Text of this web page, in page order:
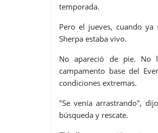
temporada.
Pero el jueves, cuando
Sherpa estaba vivo.
No apareció de pie. No
campamento base del
condiciones extremas.
"Se venía arrastrando",
búsqueda y rescate.